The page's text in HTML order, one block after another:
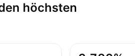
höchsten